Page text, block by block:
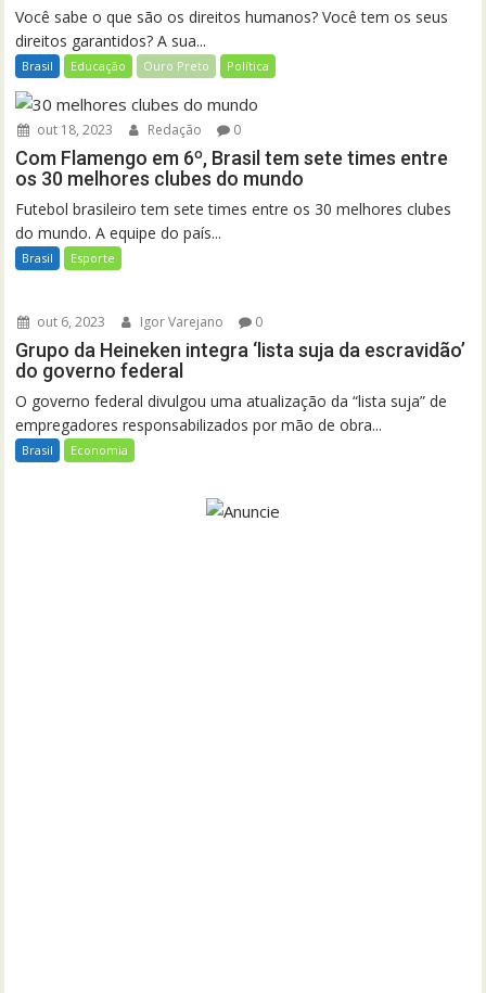
Você sabe o que são os direitos humanos? Você tem os seus
direitos garantidos? A sua...
Brasil Educação Ouro Preto Política
out 18, 2023 Redação 0
Com Flamengo em 6º, Brasil tem sete times entre
os 30 melhores clubes do mundo
Futebol brasileiro tem sete times entre os 30 melhores clubes
do mundo. A equipe do país...
Brasil Esporte
out 6, 2023 Igor Varejano 0
Grupo da Heineken integra ‘lista suja da escravidão’
do governo federal
O governo federal divulgou uma atualização da “lista suja” de
empregadores responsabilizados por mão de obra...
Brasil Economia